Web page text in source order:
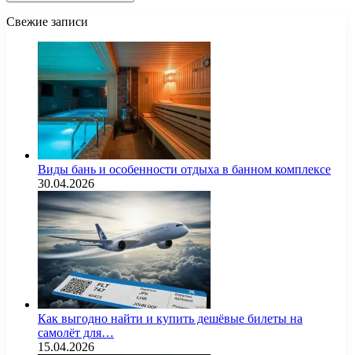
Свежие записи
Виды бань и особенности отдыха в банном комплексе
30.04.2026
Как выгодно найти и купить дешёвые билеты на
самолёт для…
15.04.2026